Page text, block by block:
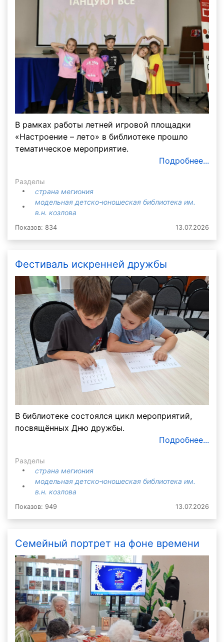
В рамках работы летней игровой площадки
«Настроение – лето» в библиотеке прошло
тематическое мероприятие.
Подробнее...
Разделы
страна мегиония
модельная детско-юношеская библиотека им.
в.н. козлова
Показов: 834 13.07.2026
Фестиваль искренней дружбы
В библиотеке состоялся цикл мероприятий,
посвящённых Дню дружбы.
Подробнее...
Разделы
страна мегиония
модельная детско-юношеская библиотека им.
в.н. козлова
Показов: 949 13.07.2026
Семейный портрет на фоне времени